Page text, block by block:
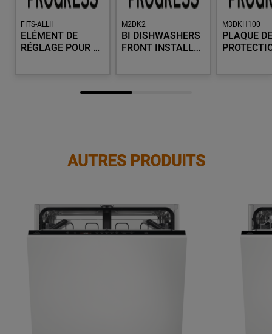
FITS-ALLII
ELÉMENT DE
RÉGLAGE POUR …
M2DK2
BI DISHWASHERS
FRONT INSTALL…
M3DKH100
PLAQUE DE
AUTRES PRODUITS